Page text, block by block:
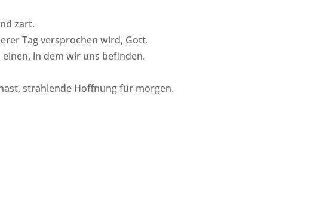
zart.
Tag versprochen wird, Gott.
in dem wir uns befinden.
strahlende Hoffnung für morgen.